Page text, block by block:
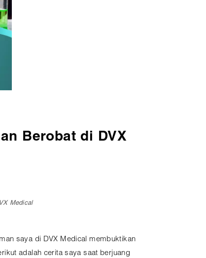
Berobat di DVX
Medical
saya di DVX Medical membuktikan
adalah cerita saya saat berjuang